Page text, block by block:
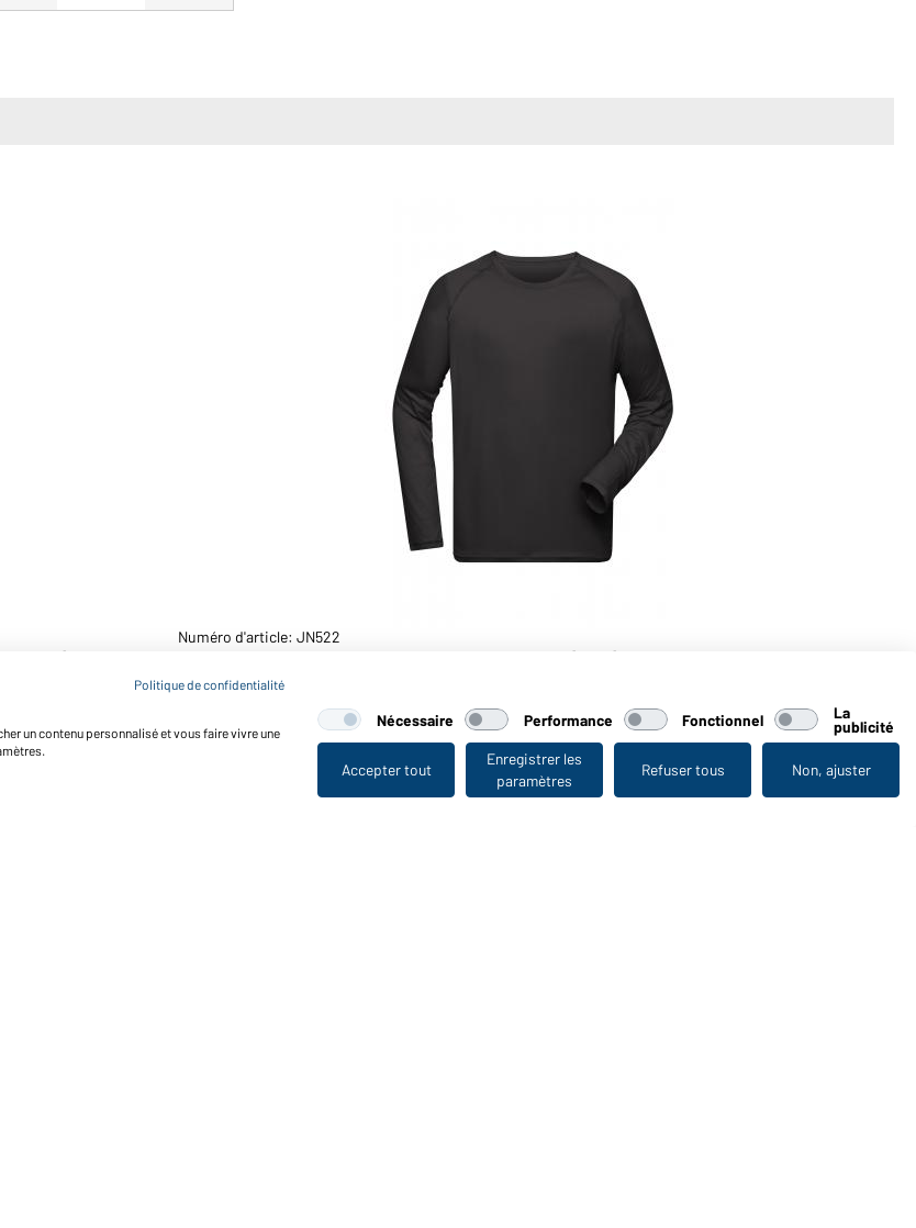
Numéro d'article: JN522
T-shirt sport manches longues homme RCS (noir)
Vu en dernier
Politique de confidentialité
un contenu personnalisé et vous faire vivre une
Nécessaire Performance Fonctionnel La
publicité
Accepter tout
Enregistrer les
paramètres
Refuser tous Non, ajuster